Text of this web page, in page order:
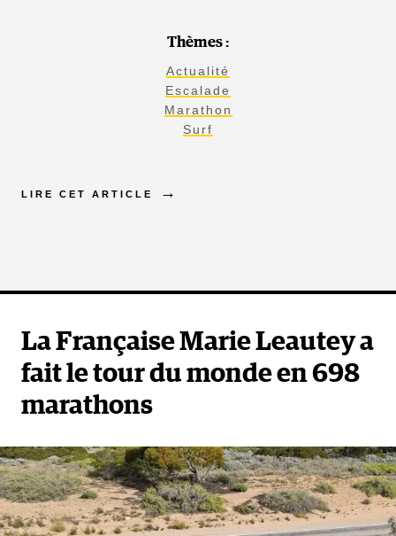
Thèmes :
Actualité
Escalade
Marathon
Surf
LIRE CET ARTICLE
La Française Marie Leautey a
fait le tour du monde en 698
marathons